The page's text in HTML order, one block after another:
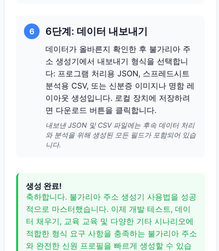
6 6단계: 데이터 내보내기
데이터가 올바른지 확인한 후 불가리아 주
소 생성기에서 내보내기 형식을 선택합니
다: 프로그램 처리용 JSON, 스프레드시트
분석용 CSV, 또는 신분증 이미지나 명함 레
이아웃 생성입니다. 로컬 장치에 저장하려
면 다운로드 버튼을 클릭합니다.
내보낸 JSON 및 CSV 파일에는 후속 데이터 처리
와 분석을 위해 생성된 모든 필드가 포함되어 있습
니다.
생성 완료!
축하합니다. 불가리아 주소 생성기 사용법을 성공
적으로 마스터했습니다. 이제 개발 테스트, 데이
터 채우기, 교육 교육 및 다양한 기타 시나리오에
적합한 형식 요구 사항을 충족하는 불가리아 주소
와 완전한 신원 프로필을 빠르게 생성할 수 있습